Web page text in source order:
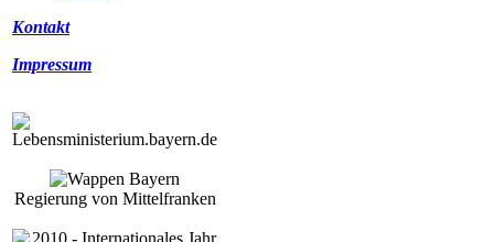
Kontakt
Impressum
Regierung von Mittelfranken